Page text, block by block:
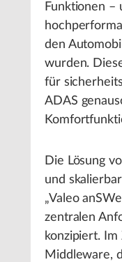
Funktionen –
den
wurden.
für
ADAS
Die Lösung
und
„Valeo
zentralen
konzipiert.
Middleware,